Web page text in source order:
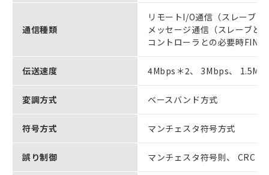
通信種類
リモートI/O通信（スレーブ
メッセージ通信（スレーブと
コントローラとの必要時FINS
伝送速度 4Mbps＊2、 3Mbps、
変調方式 ベースバンド方式
符号方式 マンチェスタ符号方式
誤り制御 マンチェスタ符号則、 CRC